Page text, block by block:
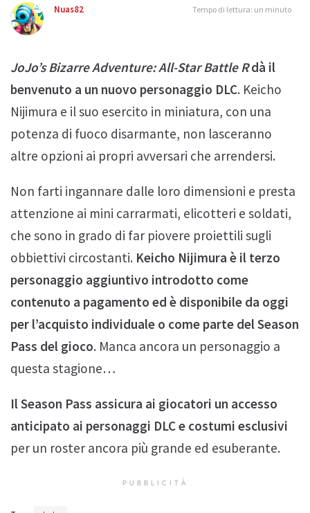
Nuas82 Tempo di lettura: un minuto
JoJo’s Bizarre Adventure: All-Star Battle R dà il
benvenuto a un nuovo personaggio DLC. Keicho
Nijimura e il suo esercito in miniatura, con una
potenza di fuoco disarmante, non lasceranno
altre opzioni ai propri avversari che arrendersi.
Non farti ingannare dalle loro dimensioni e presta
attenzione ai mini carrarmati, elicotteri e soldati,
che sono in grado di far piovere proiettili sugli
obbiettivi circostanti. Keicho Nijimura è il terzo
personaggio aggiuntivo introdotto come
contenuto a pagamento ed è disponibile da oggi
per l’acquisto individuale o come parte del Season
Pass del gioco. Manca ancora un personaggio a
questa stagione…
Il Season Pass assicura ai giocatori un accesso
anticipato ai personaggi DLC e costumi esclusivi
per un roster ancora più grande ed esuberante.
PUBBLICITÀ